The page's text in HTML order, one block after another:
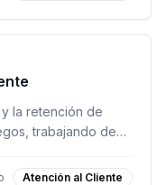
la retención de
trabajando de
Atención al Cliente